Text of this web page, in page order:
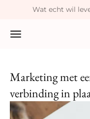
naar
Wat echt wil
Marketing met
verbinding in